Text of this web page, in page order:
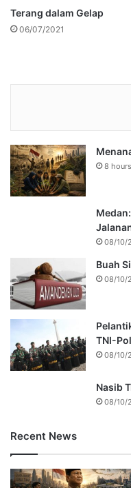
Terang dalam Gelap
06/07/2021
8
08/10/
Buah
08/10/
TNI-
08/10/
Nasib
08/10/
Recent News